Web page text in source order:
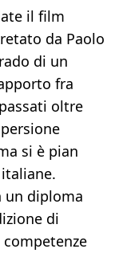
il film
da Paolo
di un
fra
oltre
si è pian
un diploma
di